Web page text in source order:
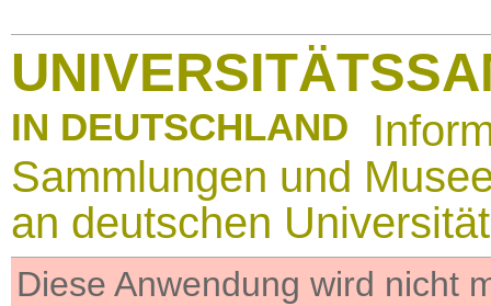
IN DEUTSCHLAND
Sammlungen und
an deutschen
Diese Anwendung wird nicht